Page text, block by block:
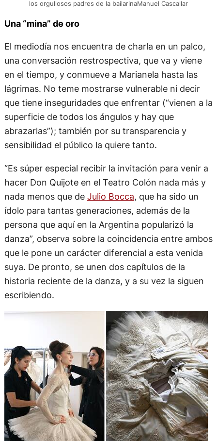
los orgullosos padres de la bailarinaManuel Cascallar
Una “mina” de oro
El mediodía nos encuentra de charla en un palco,
una conversación restrospectiva, que va y viene
en el tiempo, y conmueve a Marianela hasta las
lágrimas. No teme mostrarse vulnerable ni decir
que tiene inseguridades que enfrentar (“vienen a la
superficie de todos los ángulos y hay que
abrazarlas”); también por su transparencia y
sensibilidad el público la quiere tanto.
“Es súper especial recibir la invitación para venir a
hacer Don Quijote en el Teatro Colón nada más y
nada menos que de Julio Bocca, que ha sido un
ídolo para tantas generaciones, además de la
persona que aquí en la Argentina popularizó la
danza”, observa sobre la coincidencia entre ambos
que le pone un carácter diferencial a esta venida
suya. De pronto, se unen dos capítulos de la
historia reciente de la danza, y a su vez la siguen
escribiendo.